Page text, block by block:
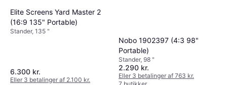
Elite Screens Yard Master 2
(16:9 135" Portable)
Stander, 135 "
6.300 kr.
Eller 3 betalinger af 2.100 kr.
Nobo 1902397 (4:3 98"
Portable)
Stander, 98 "
2.290 kr.
Eller 3 betalinger af 763 kr.